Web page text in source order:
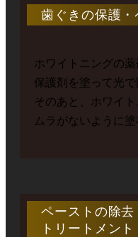
歯ぐきの保護
ホワイトニングの
保護剤を塗って光で
そのあと、ホワイ
ムラがないように塗
ペーストの除去
トリートメント